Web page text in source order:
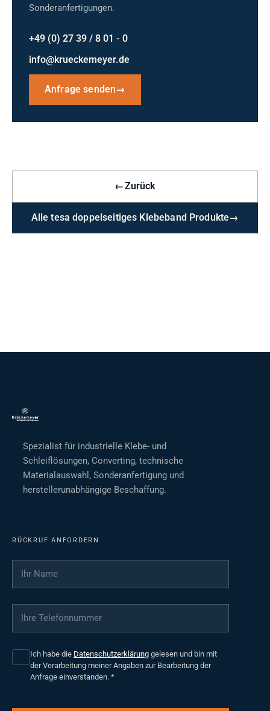
Sonderanfertigungen.
+49 (0) 27 39 / 8 01 - 0
info@krueckemeyer.de
Anfrage senden→
←Zurück
Alle tesa doppelseitiges Klebeband Produkte→
Spezialist für industrielle Klebe- und
Schleiflösungen, Converting, technische
Materialauswahl, Sonderanfertigung und
herstellerunabhängige Beschaffung.
RÜCKRUF ANFORDERN
Ihr Name
Ihre Telefonnummer
Ich habe die Datenschutzerklärung gelesen und bin mit
der Verarbeitung meiner Angaben zur Bearbeitung der
Anfrage einverstanden. *